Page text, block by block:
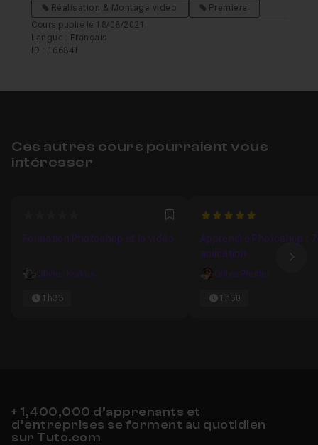
Réalisation & Montage vidéo
Premiere
Cours publié le 18/08/2021
Langue : Français
ID : 166841
Ces autres cours pourraient vous
intéresser
Favori
Formation Photoshop et la vidéo
Olivier Krakus
1h33
5
Apprendre Photoshop :
animation
Gilles Pfeiffer
1h50
+ 1,400,000 d’apprenants et
d’entreprises se forment au quotidien
sur Tuto.com